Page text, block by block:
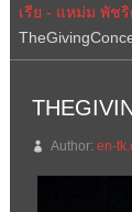
เรีย - แหม่ม พัช
Author: en-